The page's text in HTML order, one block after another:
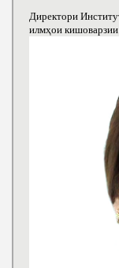
Директори
илмҳои